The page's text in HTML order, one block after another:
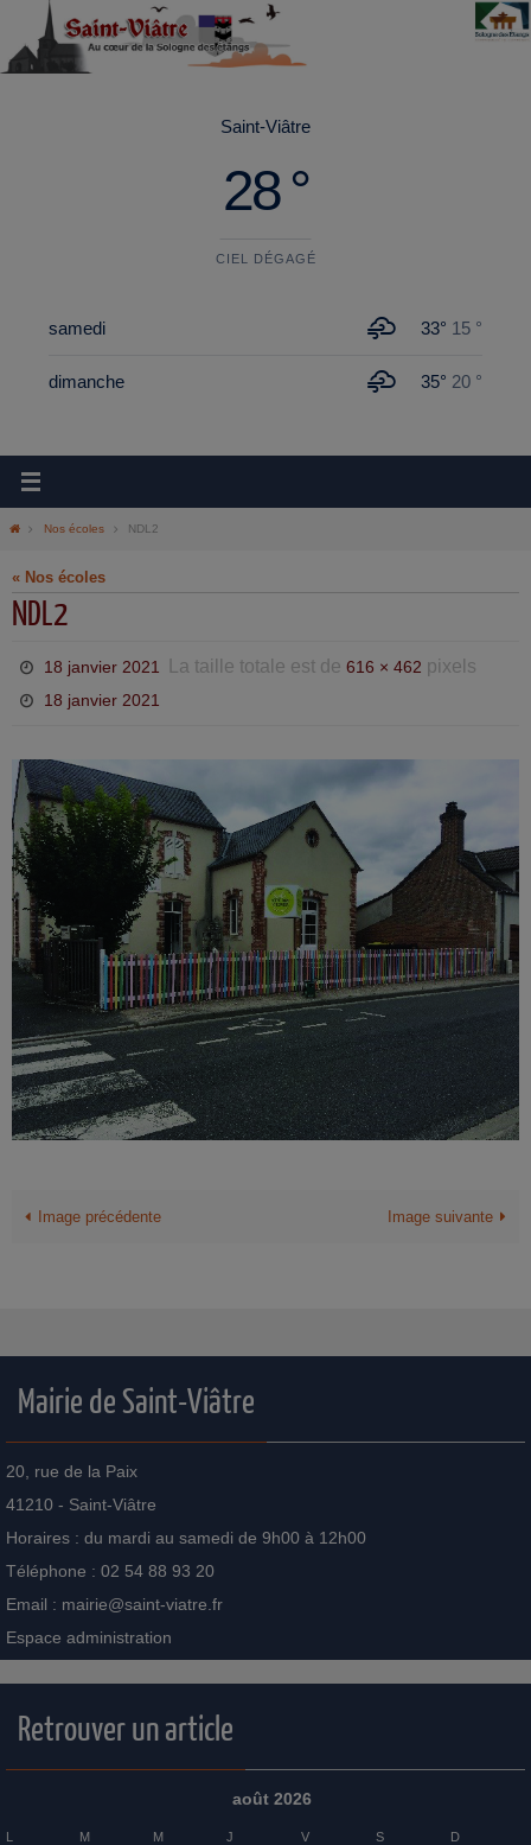
principal
Saint-Viâtre
28 °
CIEL DÉGAGÉ
samedi 33° 15 °
dimanche 35° 20 °
Nos écoles NDL2
« Nos écoles
NDL2
18 janvier 2021 La taille totale est de616 × 462 pixels
18 janvier 2021
Image précédente Image suivante
Mairie de Saint-Viâtre
20, rue de la Paix
41210 - Saint-Viâtre
Horaires : du mardi au samedi de 9h00 à 12h00
Téléphone : 02 54 88 93 20
Email : mairie@saint-viatre.fr
Espace administration
Retrouver un article
août 2026
L M M J V S D